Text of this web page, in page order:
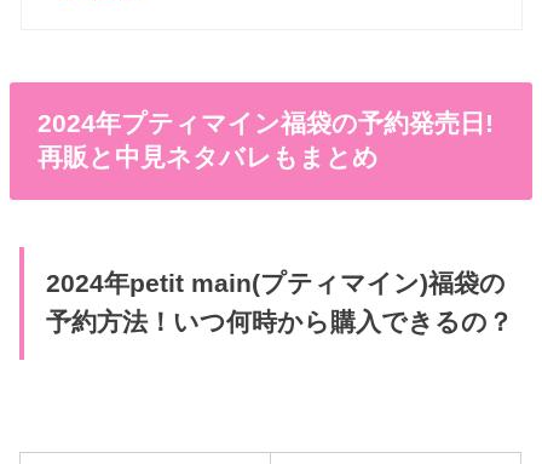
2024年プティマイン福袋の予約発売日!
再販と中見ネタバレもまとめ
2024年petit main(プティマイン)福袋の
予約方法！いつ何時から購入できるの？